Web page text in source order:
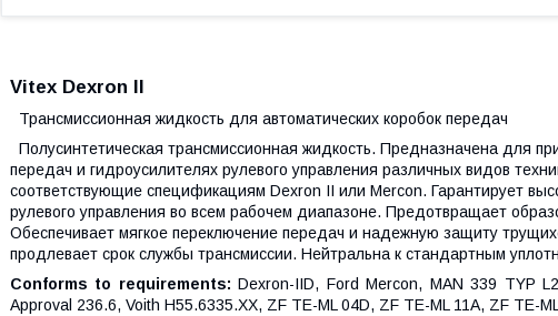
Vitex Dexron II
Трансмиссионная жидкость для автоматических коробок передач
Полусинтетическая трансмиссионная жидкость. Предназначена для
передач и гидроусилителях рулевого управления различных видов
соответствующие спецификациям Dexron II или Mercon. Гарантирует
рулевого управления во всем рабочем диапазоне. Предотвращает
Обеспечивает мягкое переключение передач и надежную защиту
продлевает срок службы трансмиссии. Нейтральна к стандартным
Conforms to requirements:Dexron-IID, Ford Mercon, MAN 339 TYP
Approval 236.6, Voith H55.6335.XX, ZF TE-ML 04D, ZF TE-ML 11A, ZF TE-